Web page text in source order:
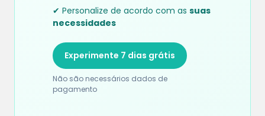
✔ Personalize de acordo com as suas
necessidades
Experimente 7 dias grátis
Não são necessários dados de
pagamento